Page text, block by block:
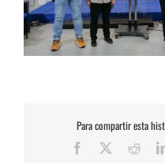
Para compartir esta
Facebook